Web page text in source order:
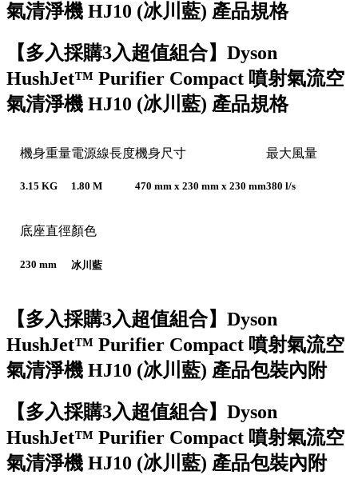
氣清淨機 HJ10 (冰川藍) 產品規格
【多入採購3入超值組合】Dyson
HushJet™ Purifier Compact 噴射氣流空
氣清淨機 HJ10 (冰川藍) 產品規格
機身重量
3.15 KG
電源線長度
1.80 M
機身尺寸
470 mm x 230 mm x 230 mm
最大風量
380 l/s
底座直徑
230 mm
顏色
冰川藍
【多入採購3入超值組合】Dyson
HushJet™ Purifier Compact 噴射氣流空
氣清淨機 HJ10 (冰川藍) 產品包裝內附
【多入採購3入超值組合】Dyson
HushJet™ Purifier Compact 噴射氣流空
氣清淨機 HJ10 (冰川藍) 產品包裝內附